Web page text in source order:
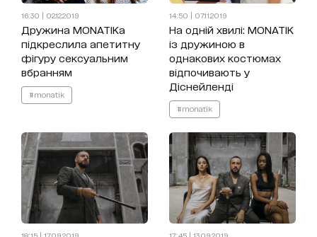
16:30 | 02.12.2019
Дружина MONATIKa
підкреслила апетитну
фігуру сексуальним
вбранням
#monatik
14:50 | 07.11.2019
На одній хвилі: MONATIK
із дружиною в
однакових костюмах
відпочивають у
Діснейленді
#monatik
18:15 | 17.09.2019 17:45 | 13.09.2019